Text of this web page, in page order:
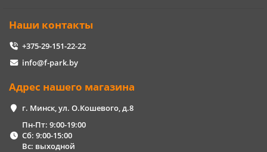
Наши контакты
+375-29-151-22-22
info@f-park.by
Адрес нашего магазина
г. Минск, ул. О.Кошевого, д.8
Пн-Пт: 9:00-19:00
Сб: 9:00-15:00
Вс: выходной